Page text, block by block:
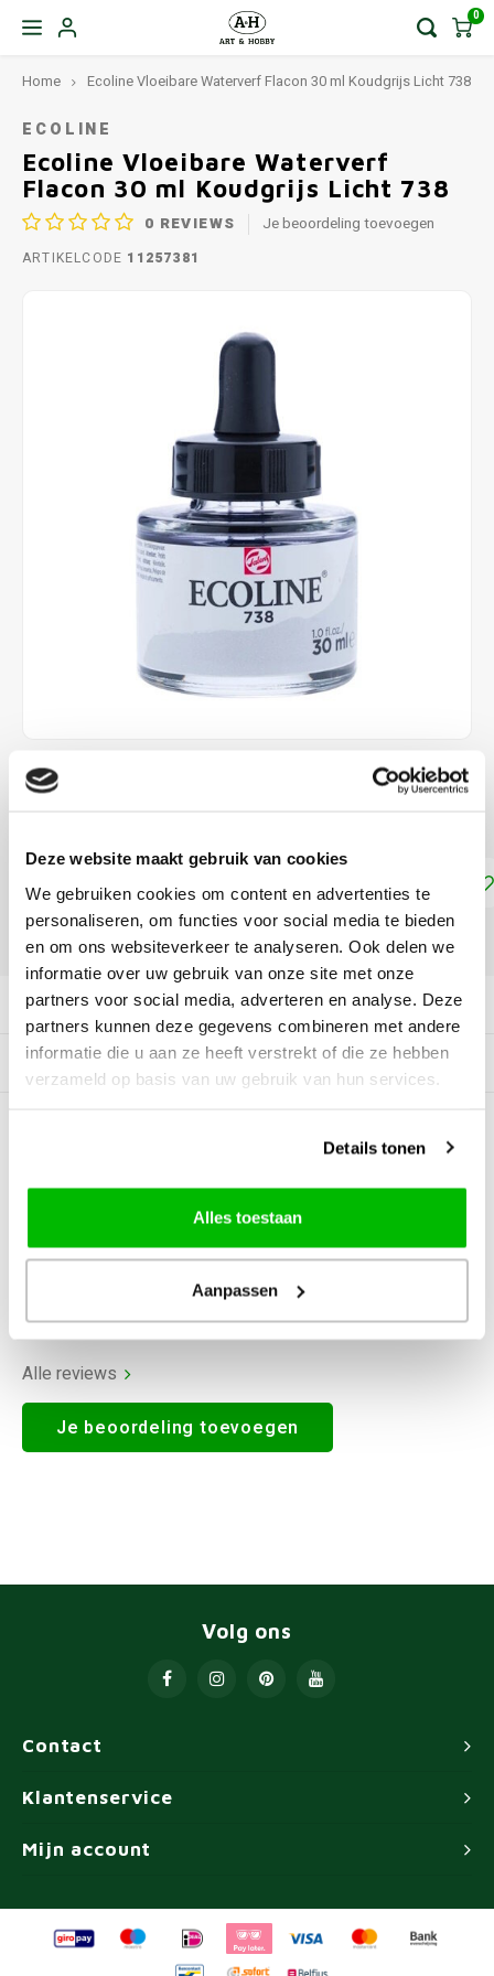
Deze website maakt gebruik van cookies
We gebruiken cookies om content en advertenties te
personaliseren, om functies voor social media te bieden
en om ons websiteverkeer te analyseren. Ook delen we
informatie over uw gebruik van onze site met onze
partners voor social media, adverteren en analyse. Deze
partners kunnen deze gegevens combineren met andere
informatie die u aan ze heeft verstrekt of die ze hebben
verzameld op basis van uw gebruik van hun services.
Details tonen
Alles toestaan
Aanpassen
0
Home Ecoline Vloeibare Waterverf Flacon 30 ml Koudgrijs Licht 738
ECOLINE
Ecoline Vloeibare Waterverf
Flacon 30 ml Koudgrijs Licht 738
0 REVIEWS Je beoordeling toevoegen
ARTIKELCODE 11257381
€4,15
Toevoegen aan winkelwagen
DELEN:
Productomschrijving
Gerelateerde producten
0Reviews
Alle reviews
Je beoordeling toevoegen
Contact
Volg ons
Klantenservice
Mijn account